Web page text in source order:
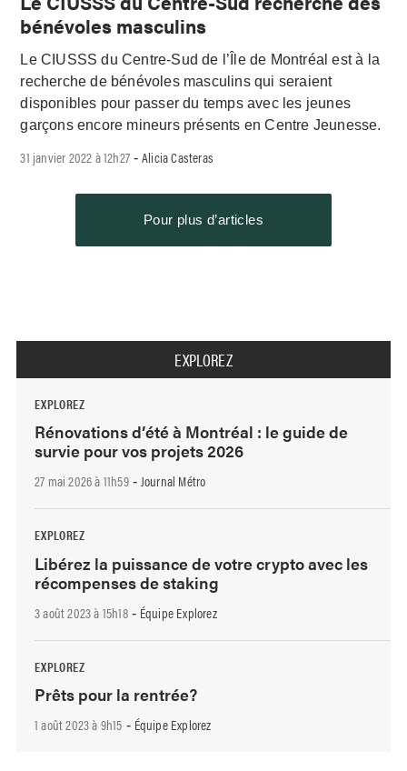
bénévoles masculins
Le CIUSSS du Centre-Sud de l’Île de Montréal est à la
recherche de bénévoles masculins qui seraient
disponibles pour passer du temps avec les jeunes
garçons encore mineurs présents en Centre Jeunesse.
31 janvier 2022 à 12h27 -Alicia Casteras
Pour plus d’articles
EXPLOREZ
EXPLOREZ
Rénovations d’été à Montréal : le guide de
survie pour vos projets 2026
27 mai 2026 à 11h59- Journal Métro
EXPLOREZ
Libérez la puissance de votre crypto avec les
récompenses de staking
3 août 2023 à 15h18- Équipe Explorez
EXPLOREZ
Prêts pour la rentrée?
1 août 2023 à 9h15 - Équipe Explorez